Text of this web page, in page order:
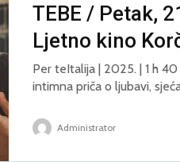
TEBE / Petak,
Ljetno kino
Per teItalija | 2025. | 1 h
intimna priča o ljubavi,
Administrator